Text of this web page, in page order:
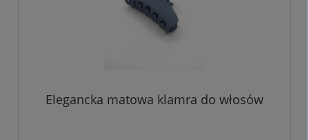
Elegancka matowa klamra do włosów